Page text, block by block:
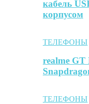
кабель
корпусом
ТЕЛЕФОНЫ
realme GT
ТЕЛЕФОНЫ